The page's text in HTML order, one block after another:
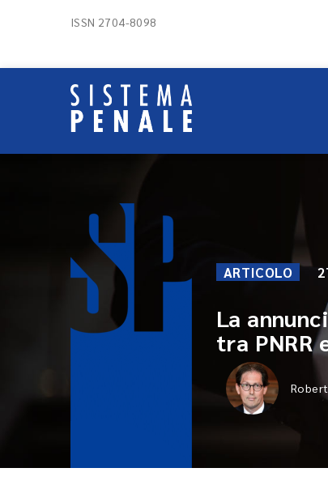
ISSN 2704-8098
ARTICOLO
La
tra PNRR